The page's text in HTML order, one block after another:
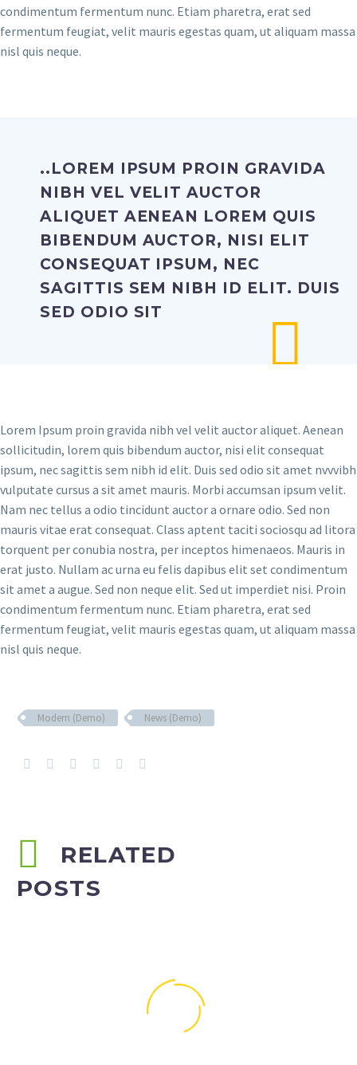
condimentum fermentum nunc. Etiam pharetra, erat sed
fermentum feugiat, velit mauris egestas quam, ut aliquam massa
nisl quis neque.
..LOREM IPSUM PROIN GRAVIDA
NIBH VEL VELIT AUCTOR
ALIQUET AENEAN LOREM QUIS
BIBENDUM AUCTOR, NISI ELIT
CONSEQUAT IPSUM, NEC
SAGITTIS SEM NIBH ID ELIT. DUIS
SED ODIO SIT
Lorem Ipsum proin gravida nibh vel velit auctor aliquet. Aenean
sollicitudin, lorem quis bibendum auctor, nisi elit consequat
ipsum, nec sagittis sem nibh id elit. Duis sed odio sit amet nvvvibh
vulputate cursus a sit amet mauris. Morbi accumsan ipsum velit.
Nam nec tellus a odio tincidunt auctor a ornare odio. Sed non
mauris vitae erat consequat. Class aptent taciti sociosqu ad litora
torquent per conubia nostra, per inceptos himenaeos. Mauris in
erat justo. Nullam ac urna eu felis dapibus elit set condimentum
sit amet a augue. Sed non neque elit. Sed ut imperdiet nisi. Proin
condimentum fermentum nunc. Etiam pharetra, erat sed
fermentum feugiat, velit mauris egestas quam, ut aliquam massa
nisl quis neque.
Modern (Demo) News (Demo)
RELATED
POSTS